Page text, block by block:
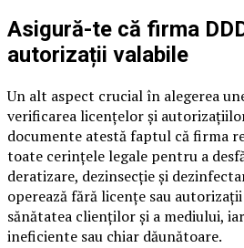
Asigură-te că firma
autorizații valabile
Un alt aspect crucial în alegerea
verificarea licențelor și
documente atestă faptul că firma
toate cerințele legale pentru a
deratizare, dezinsecție și
operează fără licențe sau
sănătatea clienților și a mediului,
ineficiente sau chiar dăunătoare.